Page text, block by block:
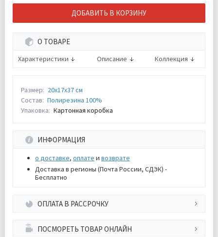
ДОБАВИТЬ В КОРЗИНУ
О ТОВАРЕ
Характеристики Описание Коллекция
Размер: 20х17х37 см
Состав: Полирезина 100%
Упаковка: Картонная коробка
ИНФОРМАЦИЯ
о доставке, оплате и возврате
Доставка в регионы (Почта России, СДЭК) -
Бесплатно
ОПЛАТА В РАССРОЧКУ
ПОСМОРЕТЬ ТОВАР ОНЛАЙН